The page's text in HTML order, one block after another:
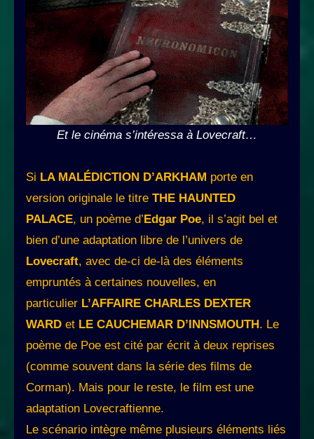
Et le cinéma s’intéressa à Lovecraft…
Si LA MALÉDICTION D’ARKHAM porte en
version originale le titre THE HAUNTED
PALACE, un poème d’ Edgar Poe, il s’agit bel et
bien d’une adaptation libre de l’univers de
Lovecraft, avec de-ci de-là des éléments
empruntés à certaines nouvelles, en
particulier L’AFFAIRE CHARLES DEXTER
WARD et LE CAUCHEMAR D’INNSMOUTH . Le
poème de Poe est cité par écrit à deux reprises
(comme souvent dans la série des films de
Corman). Mais pour le reste, le film est une
adaptation Lovecraftienne.
Le scénario intègre même plusieurs éléments liés